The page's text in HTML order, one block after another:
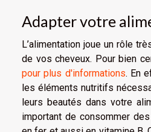
Adapter votre
L’alimentation joue un rôle
de vos cheveux. Pour bien
pour plus d'informations. En
les éléments nutritifs
leurs beautés dans votre
important de consommer